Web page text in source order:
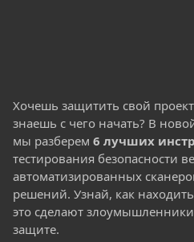
Хочешь защитить свой
знаешь с чего начать? В
мы разберем 6 лучших
тестирования безопасности
автоматизированных
решений. Узнай, как
это сделают
защите.